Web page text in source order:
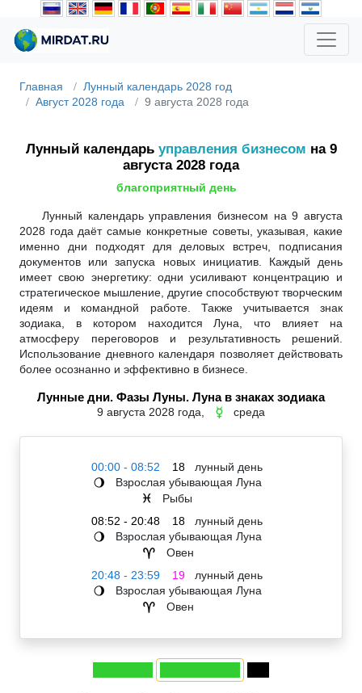
Главная
Лунный календарь 2028 год
Август 2028 года
9 августа 2028 года
Лунный календарь управления бизнесом на 9
августа 2028 года
благоприятный день
Лунный календарь управления бизнесом на 9 августа
2028 года даёт самые конкретные советы, указывая, какие
именно дни подходят для деловых встреч, подписания
документов или запуска новых инициатив. Каждый день
имеет свою энергетику: одни усиливают концентрацию и
стратегическое мышление, другие способствуют творческим
идеям и командной работе. Также учитывается знак
зодиака, в котором находится Луна, что влияет на
атмосферу переговоров и результативность решений.
Использование дневного календаря позволяет действовать
более осознанно и эффективно в бизнесе.
Лунные дни. Фазы Луны. Луна в знаках зодиака
9 августа 2028 года, ☿ среда
00:00 - 08:52 18 лунный день
🌖 Взрослая убывающая Луна
♓
Рыбы
08:52 - 20:48
18 лунный день
🌖 Взрослая убывающая Луна
♈
Овен
20:48 - 23:59
19 лунный день
🌖 Взрослая убывающая Луна
♈ Овен